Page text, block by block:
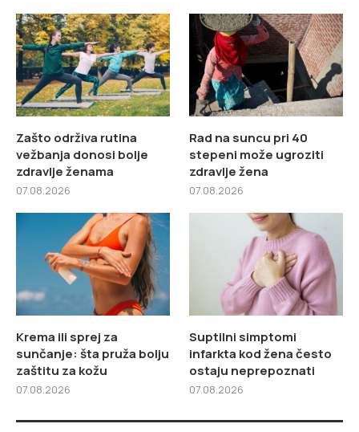
Zašto održiva rutina
vežbanja donosi bolje
zdravlje ženama
07.08.2026
Rad na suncu pri 40
stepeni može ugroziti
zdravlje žena
07.08.2026
Krema ili sprej za
sunčanje: šta pruža bolju
zaštitu za kožu
07.08.2026
Suptilni simptomi
infarkta kod žena često
ostaju neprepoznati
07.08.2026